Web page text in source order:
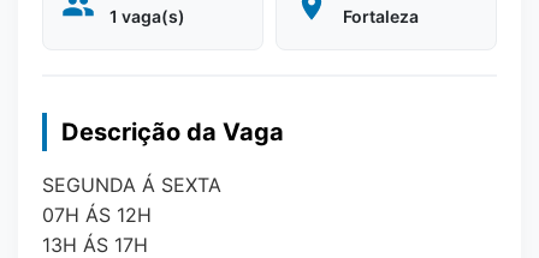
1 vaga(s) Fortaleza
Descrição da Vaga
SEGUNDA Á SEXTA
07H ÁS 12H
13H ÁS 17H